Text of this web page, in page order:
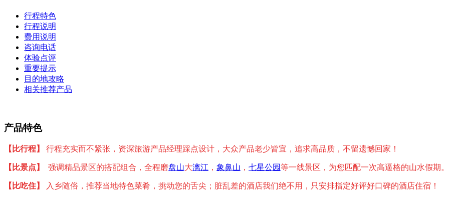
行程特色
行程说明
费用说明
咨询电话
体验点评
重要提示
目的地攻略
相关推荐产品
产品特色
【比行程】 行程充实而不紧张，资深旅游产品经理踩点设计，大众产品老少皆宜，追求高品质，不留遗憾回家！
【比景点】 强调精品景区的搭配组合，全程磨盘山大漓江 ， 象鼻山 ， 七星公园等一线景区，为您匹配一次高逼格的山水假期。
【比吃住】 入乡随俗，推荐当地特色菜肴，挑动您的舌尖；脏乱差的酒店我们绝不用，只安排指定好评好口碑的酒店住宿！